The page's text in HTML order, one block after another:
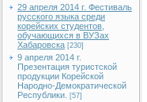
29 апреля 2014 г. Фестиваль
русского языка среди
корейских студентов,
обучающихся в ВУЗах
Хабаровска [230]
9 апреля 2014 г.
Презентация туристской
продукции Корейской
Народно-Демократической
Республики.
[57]